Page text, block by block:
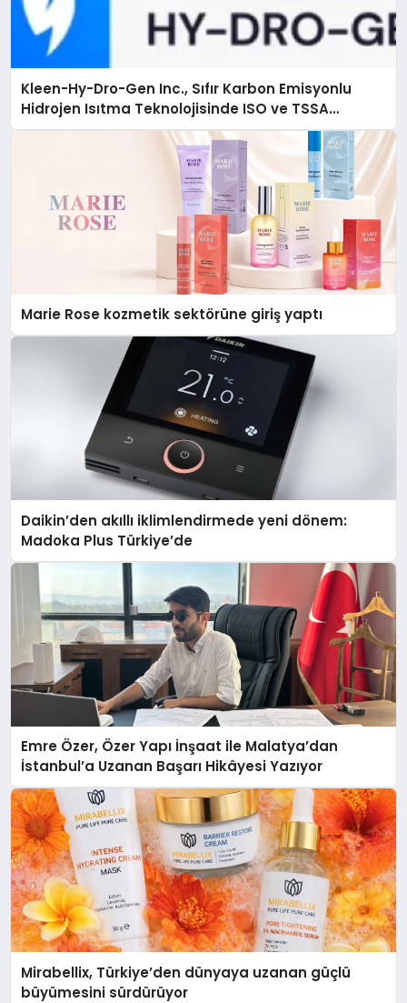
Kleen-Hy-Dro-Gen Inc., Sıfır Karbon Emisyonlu
Hidrojen Isıtma Teknolojisinde ISO ve TSSA
Düzenleyici Onaylarını Aldı
Marie Rose kozmetik sektörüne giriş yaptı
Daikin’den akıllı iklimlendirmede yeni dönem:
Madoka Plus Türkiye’de
Emre Özer, Özer Yapı İnşaat ile Malatya’dan
İstanbul’a Uzanan Başarı Hikâyesi Yazıyor
Mirabellix, Türkiye’den dünyaya uzanan güçlü
büyümesini sürdürüyor